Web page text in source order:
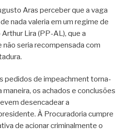
Aras perceber que a vaga
nada valeria em um regime de
Lira (PP-AL), que a
não seria recompensada com
pedidos de impeachment torna-
os achados e conclusões
desencadear a
À Procuradoria cumpre
de acionar criminalmente o